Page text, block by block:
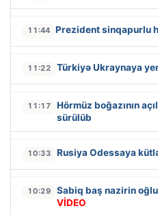
11:44 Prezident sinqapurlu
11:22 Türkiyə Ukraynaya
11:17
Hörmüz boğazının
sürülüb
10:33 Rusiya Odessaya
10:29 Sabiq baş nazirin
VİDEO